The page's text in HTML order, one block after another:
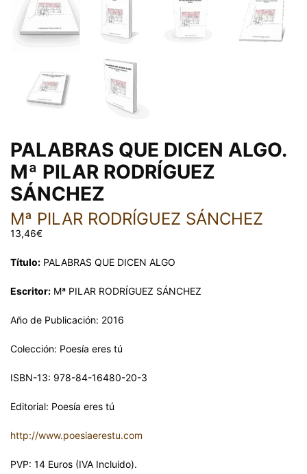
PALABRAS QUE DICEN ALGO.
Mª PILAR RODRÍGUEZ
SÁNCHEZ
Mª PILAR RODRÍGUEZ SÁNCHEZ
13,46€
Título: PALABRAS QUE DICEN ALGO
Escritor: Mª PILAR RODRÍGUEZ SÁNCHEZ
Año de Publicación: 2016
Colección: Poesía eres tú
ISBN-13: 978-84-16480-20-3
Editorial: Poesía eres tú
http://www.poesiaerestu.com
PVP: 14 Euros (IVA Incluido).